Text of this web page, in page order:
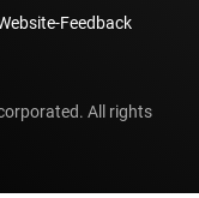
Feedback
All rights